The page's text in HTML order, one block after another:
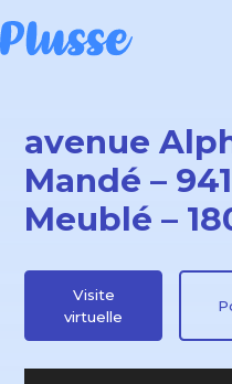
avenue
Mandé –
Meublé –
Visite
virtuelle